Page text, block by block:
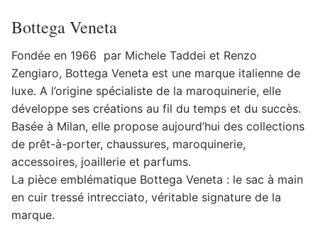
Bottega Veneta
Fondée en 1966 par Michele Taddei et Renzo
Zengiaro, Bottega Veneta est une marque italienne de
luxe. A l’origine spécialiste de la maroquinerie, elle
développe ses créations au fil du temps et du succès.
Basée à Milan, elle propose aujourd’hui des collections
de prêt-à-porter, chaussures, maroquinerie,
accessoires, joaillerie et parfums.
La pièce emblématique Bottega Veneta : le sac à main
en cuir tressé intrecciato, véritable signature de la
marque.